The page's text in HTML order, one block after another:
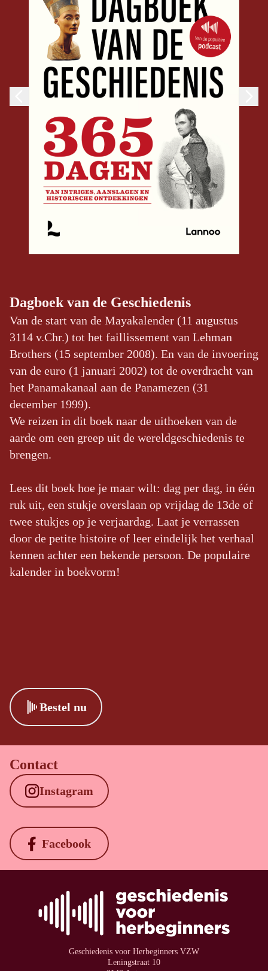
Dagboek van de Geschiedenis
Van de start van de Mayakalender (11 augustus
3114 v.Chr.) tot het faillissement van Lehman
Brothers (15 september 2008). En van de invoering
van de euro (1 januari 2002) tot de overdracht van
het Panamakanaal aan de Panamezen (31
december 1999).
We reizen in dit boek naar de uithoeken van de
aarde om een greep uit de wereldgeschiedenis te
brengen.
Lees dit boek hoe je maar wilt: dag per dag, in één
ruk uit, een stukje overslaan op vrijdag de 13de of
twee stukjes op je verjaardag. Laat je verrassen
door de petite histoire of leer eindelijk het verhaal
kennen achter een bekende persoon. De populaire
kalender in boekvorm!
Bestel nu
Contact
Instagram
Facebook
Geschiedenis voor Herbeginners VZW
Leningstraat 10